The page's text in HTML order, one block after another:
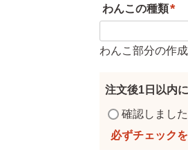
わんこの種類
必
)
わんこ部分の作
注文後1日以内
確認しました